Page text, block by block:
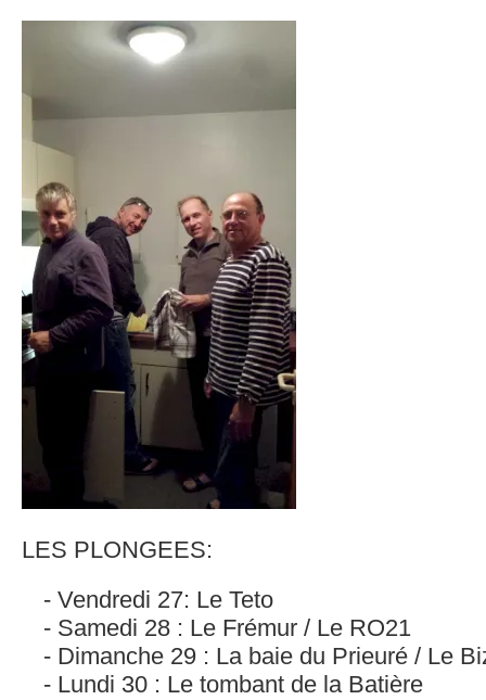
LES PLONGEES:
Vendredi 27: Le Teto
Samedi 28 : Le Frémur / Le RO21
Dimanche 29 : La baie du Prieuré / Le
Lundi 30 : Le tombant de la Batière